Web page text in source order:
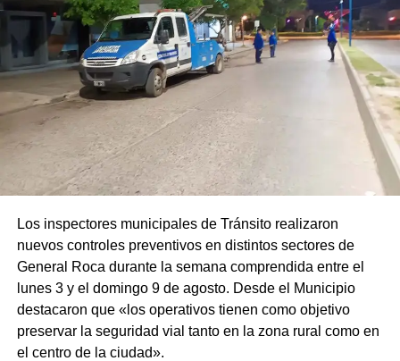
Los inspectores municipales de Tránsito realizaron
nuevos controles preventivos en distintos sectores de
General Roca durante la semana comprendida entre el
lunes 3 y el domingo 9 de agosto. Desde el Municipio
destacaron que «los operativos tienen como objetivo
preservar la seguridad vial tanto en la zona rural como en
el centro de la ciudad».